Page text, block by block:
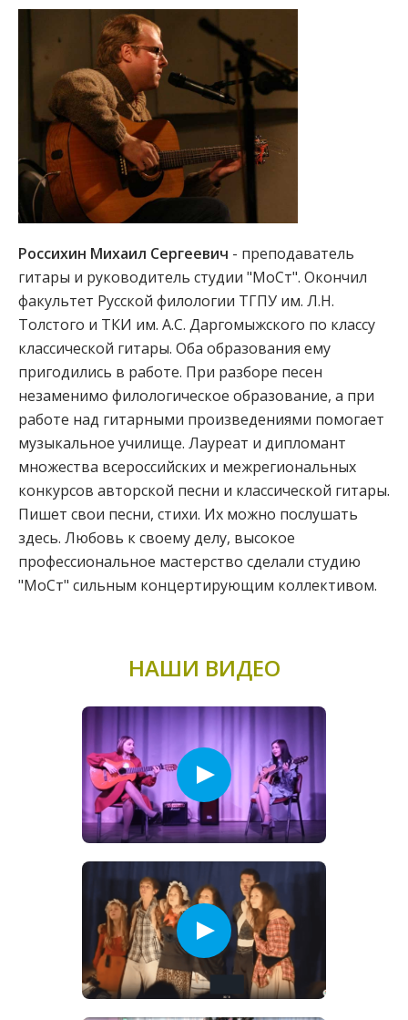
Россихин Михаил Сергеевич - преподаватель
гитары и руководитель студии "МоСт". Окончил
факультет Русской филологии ТГПУ им. Л.Н.
Толстого и ТКИ им. А.С. Даргомыжского по классу
классической гитары. Оба образования ему
пригодились в работе. При разборе песен
незаменимо филологическое образование, а при
работе над гитарными произведениями помогает
музыкальное училище. Лауреат и дипломант
множества всероссийских и межрегиональных
конкурсов авторской песни и классической гитары.
Пишет свои песни, стихи. Их можно послушать
здесь. Любовь к своему делу, высокое
профессиональное мастерство сделали студию
"МоСт" сильным концертирующим коллективом.
НАШИ ВИДЕО